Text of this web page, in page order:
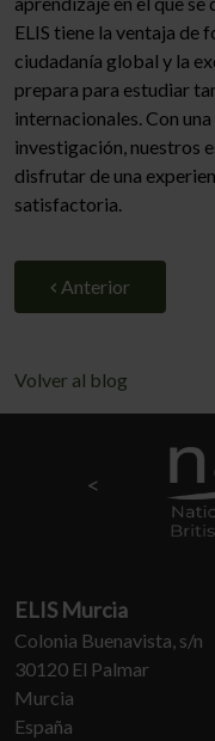
ELIS tiene la ventaja de
ciudadanía global y la
prepara para estudiar
internacionales. Con
investigación, nuestros
disfrutar de una
satisfactoria.
Anterior
Volver al blog
ELIS Murcia
Colonia Buenavista, s/n
30120 El Palmar
Murcia
España